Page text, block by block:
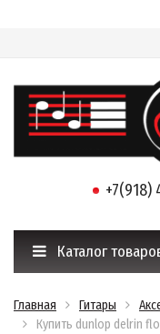
+7(918)
Каталог
Главная Гитары
Купить dunlop delrin